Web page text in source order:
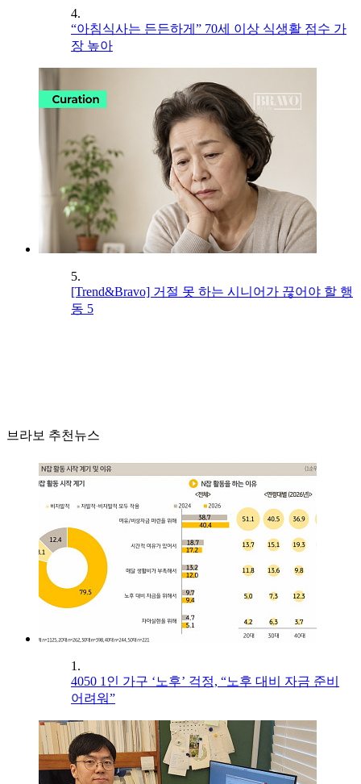
4.
“아침식사는 든든하게” 70세 이상 식생활 점수 가
장 높아
5.
[Trend&Bravo] 거절 못 하는 시니어가 끊어야 할 행
동 5
브라보 추천뉴스
1.
4050 1인 가구 ‘노후’ 걱정, “노후 대비 자금 준비
어려워”